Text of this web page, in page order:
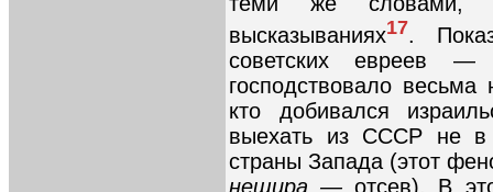
высказываниях17.
советских евреев
господствовало
кто добивался
выехать из СССР не
страны Запада (этот
нешира — отсев). В